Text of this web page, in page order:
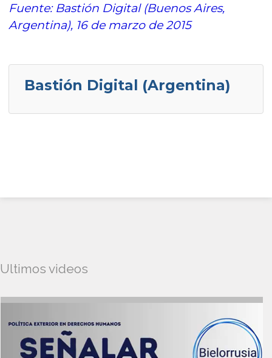
Fuente: Bastión Digital (Buenos Aires,
Argentina), 16 de marzo de 2015
Bastión Digital (Argentina)
Ultimos videos